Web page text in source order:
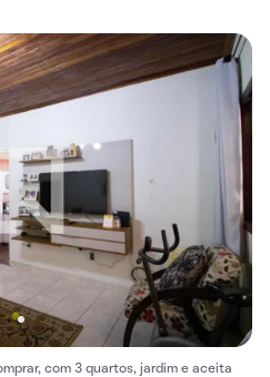
com 3 quartos, jardim e aceita